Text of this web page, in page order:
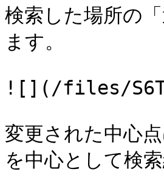
検索した場所の
ます。
![](/files/
変更された中心
を中心として検